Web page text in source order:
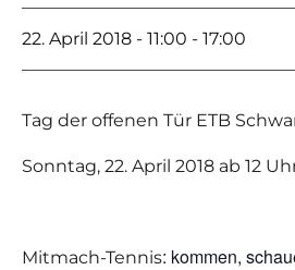
22. April 2018 - 11:00 - 17:00
Tag der offenen Tür ETB
Sonntag, 22. April 2018 ab 12
Mitmach-Tennis: kommen,